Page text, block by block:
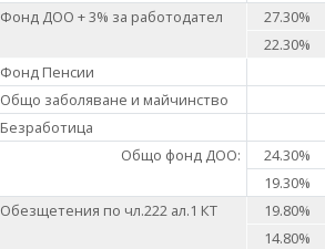
Фонд ДОО + 3% за работодател 27.30%
22.30%
Фонд Пенсии
Общо заболяване и майчинство
Безработица
Общо фонд ДОО:
24.30%
19.30%
Обезщетения по чл.222 ал.1 КТ 19.80%
14.80%